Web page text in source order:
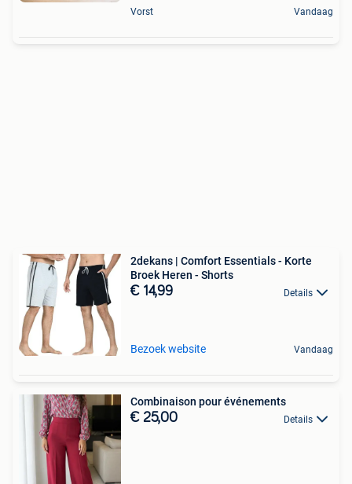
Vorst Vandaag
2dekans | Comfort Essentials - Korte
Broek Heren - Shorts
€ 14,99 Details
Bezoek website Vandaag
Combinaison pour événements
€ 25,00 Details